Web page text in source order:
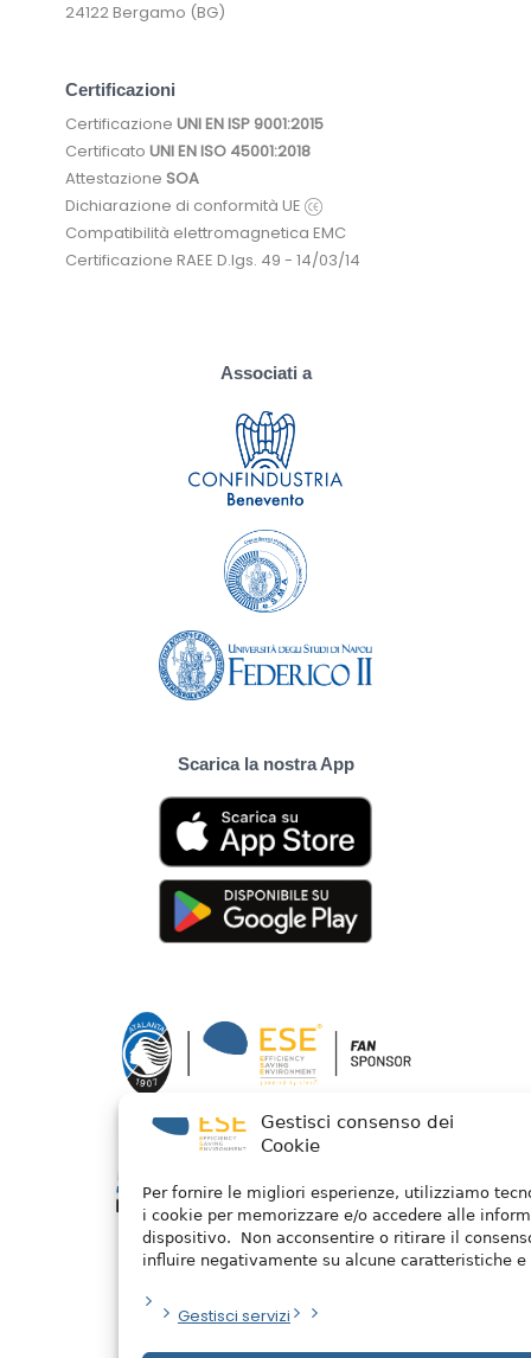
Gestisci consenso dei
Cookie
Per fornire le migliori esperienze, utilizziamo
i cookie per memorizzare e/o accedere alle
dispositivo. Non acconsentire o ritirare il
influire negativamente su alcune caratteristiche e
Gestisci servizi
24122 Bergamo (BG)
Certificazioni
Certificazione UNI EN ISP 9001:2015
Certificato UNI EN ISO 45001:2018
Attestazione SOA
Dichiarazione di conformità UE
Compatibilità elettromagnetica EMC
Certificazione RAEE D.lgs. 49 - 14/03/14
Associati a
Scarica la nostra App